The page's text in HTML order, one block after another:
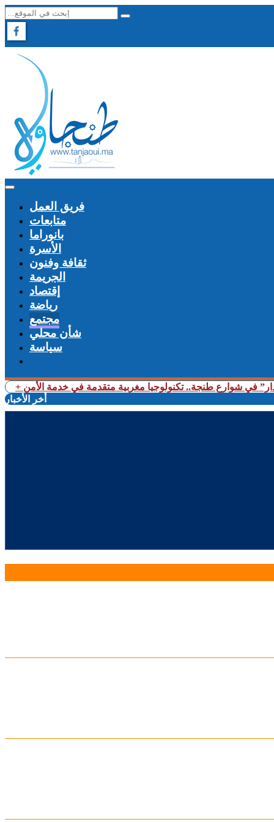
فريق العمل
متابعات
بانوراما
الأسرة
ثقافة وفنون
الجريمة
إقتصاد
رياضة
مجتمع
شأن محلي
سياسة
في شوارع طنجة.. تكنولوجيا مغربية متقدمة في خدمة الأمن
أخر الأخبار